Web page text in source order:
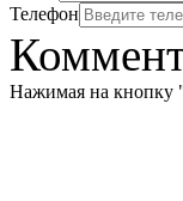
Телефон
Нажимая на кнопку